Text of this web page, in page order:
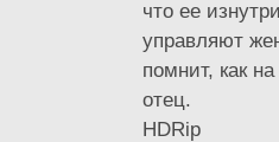
что ее
управляют
помнит, как
отец.
HDRip